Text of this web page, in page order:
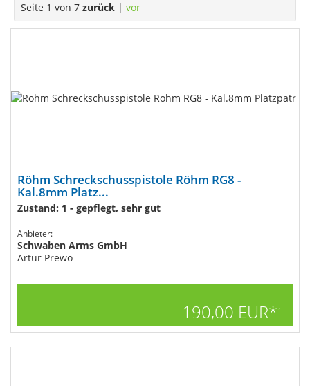
Seite 1 von 7 zurück | vor
Röhm Schreckschusspistole Röhm RG8 -
Kal.8mm Platz...
Zustand: 1 - gepflegt, sehr gut
Anbieter:
Schwaben Arms GmbH
Artur Prewo
190,00 EUR*1